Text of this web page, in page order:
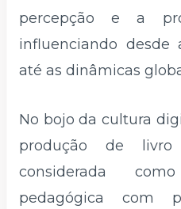
percepção e a
influenciando desde
até as dinâmicas
No bojo da cultura
produção de
considerada
pedagógica com